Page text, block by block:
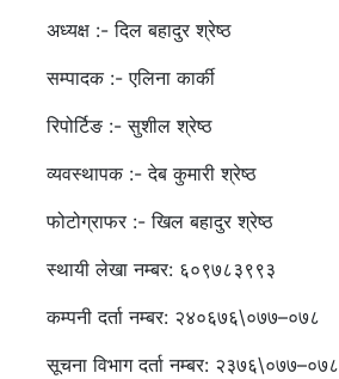
अध्यक्ष :- दिल बहादुर श्रेष्ठ
सम्पादक :- एलिना कार्की
रिपोर्टिङ :- सुशील श्रेष्ठ
व्यवस्थापक :- देब कुमारी श्रेष्ठ
फोटोग्राफर :- खिल बहादुर श्रेष्ठ
स्थायी लेखा नम्बर: ६०९७८३९९३
कम्पनी दर्ता नम्बर: २४०६७६\०७७–०७८
सूचना विभाग दर्ता नम्बर: २३७६\०७७–०७८